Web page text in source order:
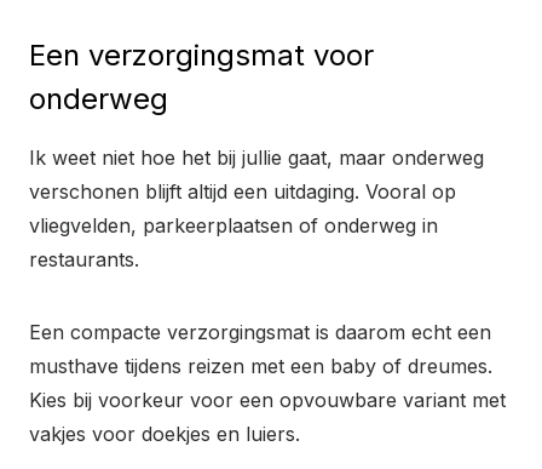
Een verzorgingsmat voor
onderweg
Ik weet niet hoe het bij jullie gaat, maar onderweg
verschonen blijft altijd een uitdaging. Vooral op
vliegvelden, parkeerplaatsen of onderweg in
restaurants.
Een compacte verzorgingsmat is daarom echt een
musthave tijdens reizen met een baby of dreumes.
Kies bij voorkeur voor een opvouwbare variant met
vakjes voor doekjes en luiers.